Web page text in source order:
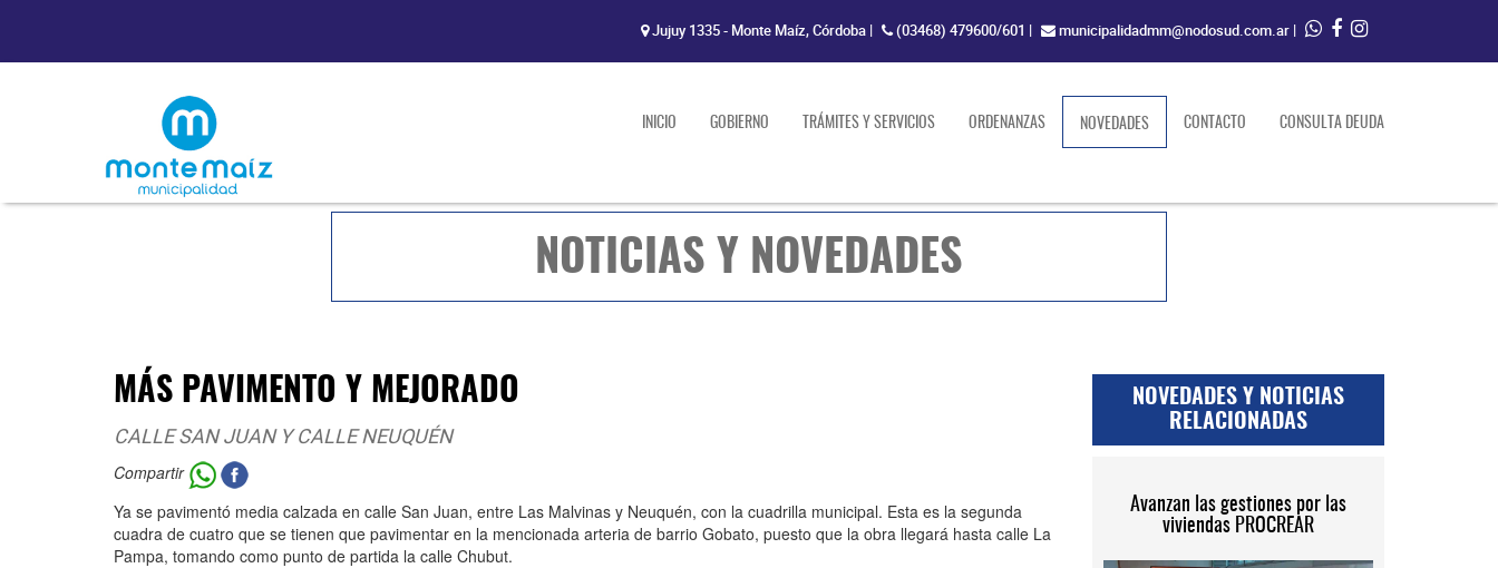
Jujuy 1335 - Monte Maíz, Córdoba | (03468) 479600/601 | municipalidadmm@nodosud.com.ar |
INICIO GOBIERNO TRÁMITES Y SERVICIOS ORDENANZAS NOVEDADES(current)CONTACTO CONSULTA DEUDA
NOTICIAS Y NOVEDADES
MÁS PAVIMENTO Y MEJORADO
CALLE SAN JUAN Y CALLE NEUQUÉN
Compartir
Ya se pavimentó media calzada en calle San Juan, entre Las Malvinas y Neuquén, con la cuadrilla municipal. Esta es la segunda
cuadra de cuatro que se tienen que pavimentar en la mencionada arteria de barrio Gobato, puesto que la obra llegará hasta calle La
Pampa, tomando como punto de partida la calle Chubut.
NOVEDADES Y NOTICIAS
RELACIONADAS
Avanzan las gestiones por las
viviendas PROCREAR